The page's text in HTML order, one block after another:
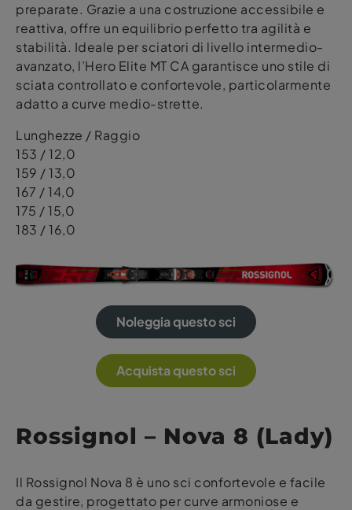
preparate. Grazie a una costruzione accessibile e
reattiva, offre un equilibrio perfetto tra agilità e
stabilità. Ideale per sciatori di livello intermedio-
avanzato, l’Hero Elite MT CA garantisce uno stile di
sciata controllato e confortevole, particolarmente
adatto a curve medio-strette.
Lunghezze / Raggio
153 / 12,0
159 / 13,0
167 / 14,0
175 / 15,0
183 / 16,0
Noleggia questo sci
Acquista questo sci
Rossignol – Nova 8 (Lady)
Il Rossignol Nova 8 è uno sci confortevole e facile
da gestire, progettato per curve armoniose e